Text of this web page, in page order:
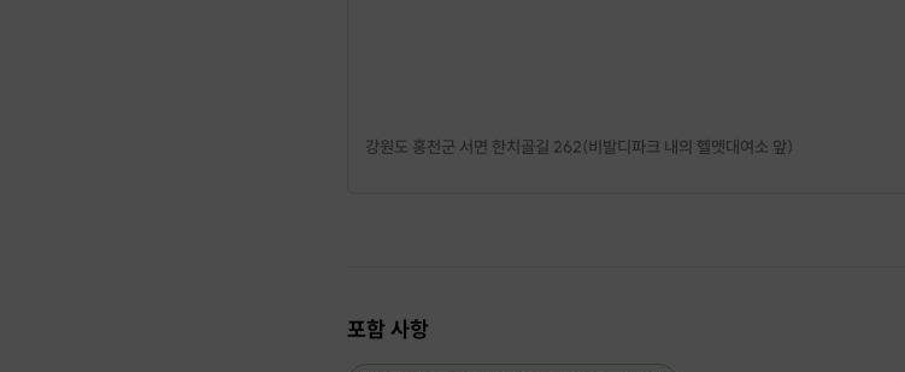
강원도 홍천군 서면 한치골길 262(비발디파크 내의 헬멧대여소 앞)
포함 사항